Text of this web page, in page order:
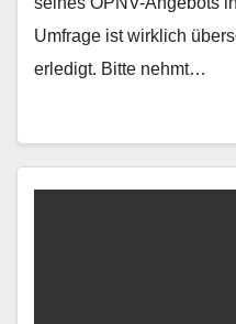
Umfrage ist wirklich
erledigt. Bitte nehmt…